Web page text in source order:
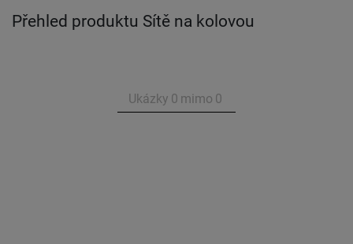
Přehled produktu Sítě na kolovou
Ukázky 0 mimo 0